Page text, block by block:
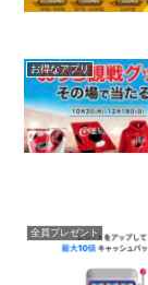
お得なアプリ
全員プレゼント